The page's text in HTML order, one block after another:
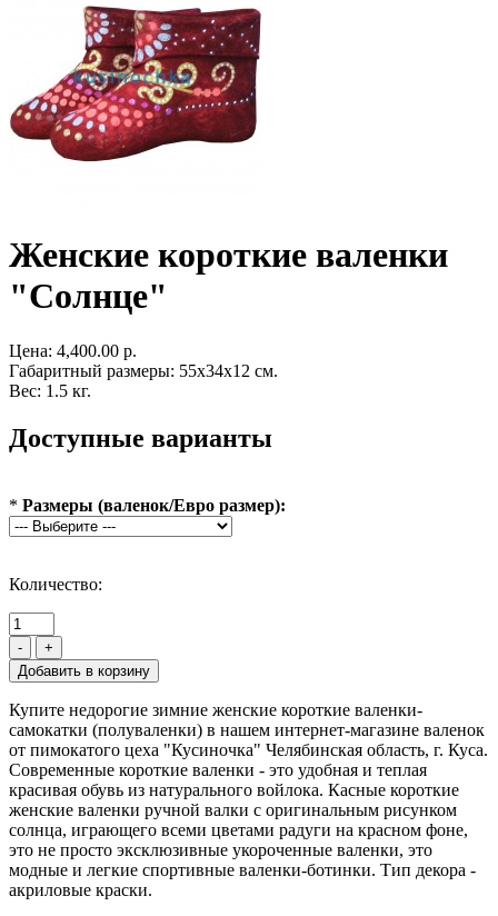
Женские короткие валенки
"Солнце"
Цена: 4,400.00 р.
Габаритный размеры: 55x34x12 см.
Вес: 1.5 кг.
Доступные варианты
* Размеры (валенок/Евро размер):
Количество:
- +
Купите недорогие зимние женские короткие валенки-
самокатки (полуваленки) в нашем интернет-магазине валенок
от пимокатого цеха "Кусиночка" Челябинская область, г. Куса.
Современные короткие валенки - это удобная и теплая
красивая обувь из натурального войлока. Касные короткие
женские валенки ручной валки с оригинальным рисунком
солнца, играющего всеми цветами радуги на красном фоне,
это не просто эксклюзивные укороченные валенки, это
модные и легкие спортивные валенки-ботинки. Тип декора -
акриловые краски.